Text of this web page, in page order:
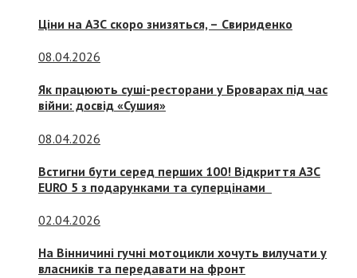
Ціни на АЗС скоро знизяться, – Свириденко
08.04.2026
Як працюють суші-ресторани у Броварах під час
війни: досвід «Сушия»
08.04.2026
Встигни бути серед перших 100! Відкриття АЗС
EURO 5 з подарунками та суперцінами
02.04.2026
На Вінничині гучні мотоцикли хочуть вилучати у
власників та передавати на фронт